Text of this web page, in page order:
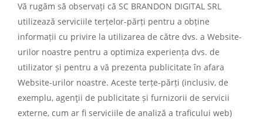
Vă rugăm să observați că SC BRANDON DIGITAL SRL
utilizează serviciile terțelor-părți pentru a obține
informații cu privire la utilizarea de către dvs. a Website-
urilor noastre pentru a optimiza experiența dvs. de
utilizator și pentru a vă prezenta publicitate în afara
Website-urilor noastre. Aceste terțe-părți (inclusiv, de
exemplu, agenţii de publicitate și furnizorii de servicii
externe, cum ar fi serviciile de analiză a traficului web)